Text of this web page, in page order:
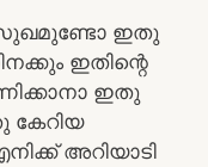
സുഖമുണ്ടോ ഇതു
ഇതിന്റെ
ഇതു
കേറിയ
അറിയാടി